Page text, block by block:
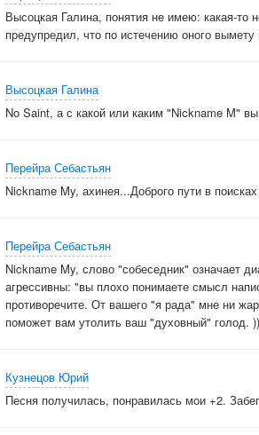
тысячесабельной –
в городе дождь.
И небо гудит, как встревоженный улей,
а в окна сечёт водяная метель.
душу, вторгаясь в комфорт – оберег.
Пальцы ложатся привычно на струны –
непотопляемый Ноев ковчег.
Ночь и рассвет не несут избавленья –
перерождения –
в городе дождь…
Высоцкая Галина, понятия не имею: какая-то
предупредил, что по истечению оного
Высоцкая Галина
No Saint, а с какой или каким "Nickname M" вы
Перейра Себастьян
Nickname My, ахинея...Доброго пути в
Перейра Себастьян
Nickname My, слово "собеседник" означает
агрессивны: "вы плохо понимаете смысл
противоречите. От вашего "я рада" мне ни
поможет вам утолить ваш "духовный" голод. ))
Кузнецов Юрий
Песня получилась, понравилась мои +2.